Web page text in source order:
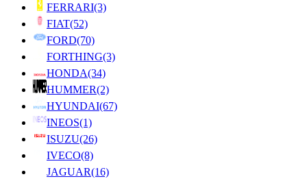
FERRARI(3)
FIAT(52)
FORD(70)
FORTHING(3)
HONDA(34)
HUMMER(2)
HYUNDAI(67)
INEOS(1)
ISUZU(26)
IVECO(8)
JAGUAR(16)